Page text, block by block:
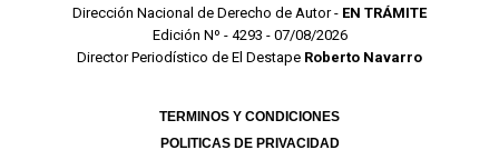
Dirección Nacional de Derecho de Autor - EN TRÁMITE
Edición Nº - 4293 - 07/08/2026
Director Periodístico de El Destape Roberto Navarro
TERMINOS Y CONDICIONES
POLITICAS DE PRIVACIDAD